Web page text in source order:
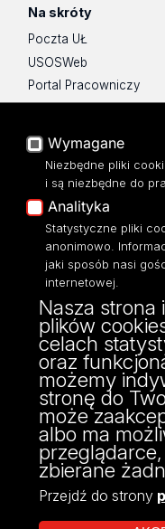
Na skróty
Poczta UŁ
USOSWeb
Portal Pracowniczy
Baza Aktów Własnych
Moodle
Eksperci UŁ
Polityka Prywatności
Dostępność
ul. Narutowicza 68,
NIP: 724 000 32 43
Adres do doręczeń
AE:PL-74796-17640-
KONTAKT
Wymagane
Niezbędne pliki
i są niezbędne do
Analityka
Statystyczne pliki
anonimowo.
jaki sposób nasi
internetowej.
Nasza
plików
celach
oraz
możemy
stronę do
może
albo ma
zbierane
Przejdź do strony